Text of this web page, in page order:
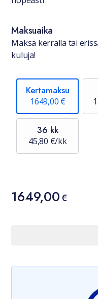
Maksuaika
Maksa kerralla tai
kuluja!
Kertamaksu
1649,00 €
36 kk
45,80 €/kk
Hinta
1649,00 €
1649,00€